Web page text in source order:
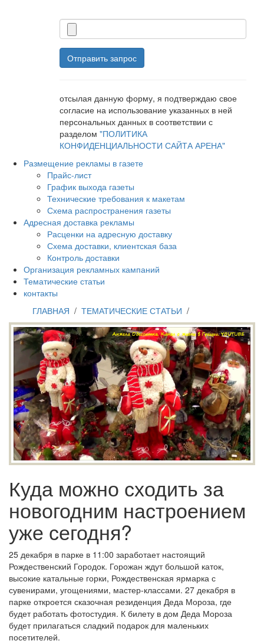
отсылая данную форму, я подтверждаю свое
согласие на использование указанных в ней
персональных данных в соответствии с
разделом "ПОЛИТИКА
КОНФИДЕНЦИАЛЬНОСТИ САЙТА АРЕНА"
Размещение рекламы в газете
Прайс-лист
График выхода газеты
Технические требования к макетам
Схема распространения газеты
Адресная доставка рекламы
Расценки на адресную доставку
Схема доставки, клиентская база
Контроль доставки
Организация рекламных кампаний
Тематические статьи
контакты
ГЛАВНАЯ / ТЕМАТИЧЕСКИЕ СТАТЬИ /
Куда можно сходить за
новогодним настроением
уже сегодня?
25 декабря в парке в 11:00 заработает настоящий
Рождественский Городок. Горожан ждут большой каток,
высокие катальные горки, Рождественская ярмарка с
сувенирами, угощениями, мастер-классами. 27 декабря в
парке откроется сказочная резиденция Деда Мороза, где
будет работать фотостудия. К билету в дом Деда Мороза
будет прилагаться сладкий подарок для маленьких
посетителей.